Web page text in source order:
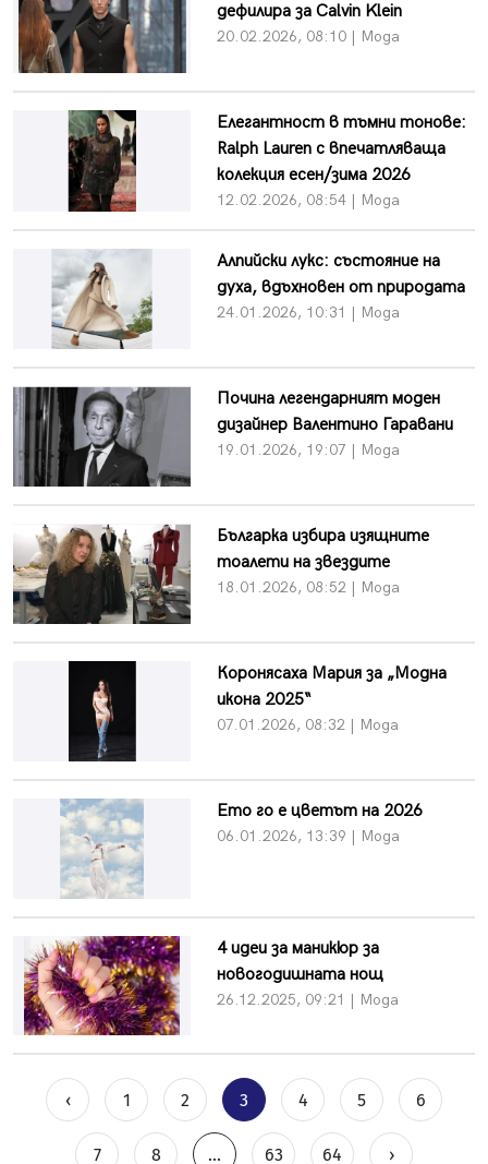
дефилира за Calvin Klein
20.02.2026, 08:10 | Мода
Елегантност в тъмни тонове:
Ralph Lauren с впечатляваща
колекция есен/зима 2026
12.02.2026, 08:54 | Мода
Алпийски лукс: състояние на
духа, вдъхновен от природата
24.01.2026, 10:31 | Мода
Почина легендарният моден
дизайнер Валентино Гаравани
19.01.2026, 19:07 | Мода
Българка избира изящните
тоалети на звездите
18.01.2026, 08:52 | Мода
Коронясаха Мария за „Модна
икона 2025“
07.01.2026, 08:32 | Мода
Ето го е цветът на 2026
06.01.2026, 13:39 | Мода
4 идеи за маникюр за
новогодишната нощ
26.12.2025, 09:21 | Мода
‹ 1 2 3 4 5 6
7 8 ... 63 64 ›